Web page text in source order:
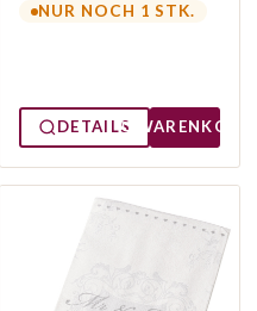
NUR NOCH 1 STK.
DETAILS WARENKORB